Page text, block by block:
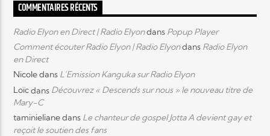
COMMENTAIRES RÉCENTS
Radio Elyon en Direct | Radio Elyondans Popup Player
Comment écouter Radio Elyon | Radio Elyondans Radio Elyon
en Direct
Nicoledans L’Emission Kanguka sur Radio Elyon
Loïcdans Découvrez « Descends sur nous » le nouveau titre de
Mary-C
taminielianedans Le chanteur de gospel Jotta A devient gay et
reçoit le soutien des fans